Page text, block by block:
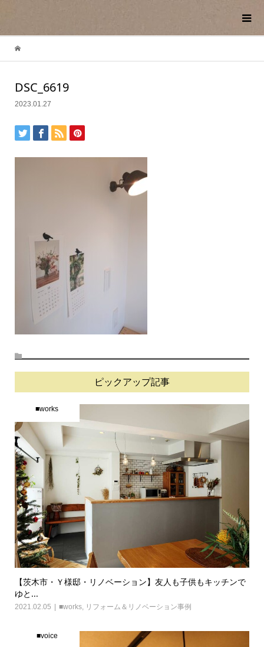
DSC_6619
2023.01.27
ピックアップ記事
■works
【茨木市・Ｙ様邸・リノベーション】友人も子供もキッチンで
ゆと...
2021.02.05 ■works, リフォーム＆リノベーション事例
■voice